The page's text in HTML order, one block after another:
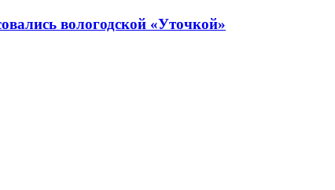
вологодской «Уточкой»